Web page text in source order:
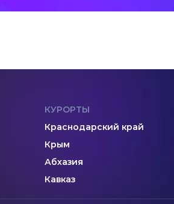
КУРОРТЫ
Краснодарский край
Крым
Абхазия
Кавказ